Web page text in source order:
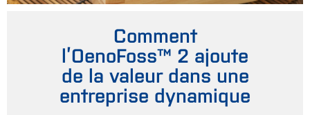
Comment
l’OenoFoss™ 2 ajoute
de la valeur dans une
entreprise dynamique